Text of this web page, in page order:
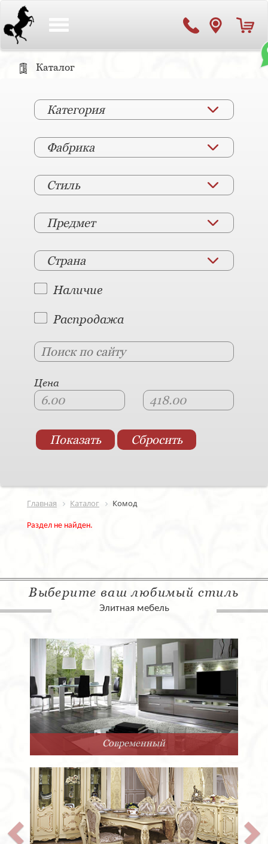
Каталог
Категория
Фабрика
Стиль
Предмет
Страна
Наличие
Распродажа
Цена
Главная Каталог Комод
Раздел не найден.
Выберите ваш любимый стиль
Элитная мебель
Современный